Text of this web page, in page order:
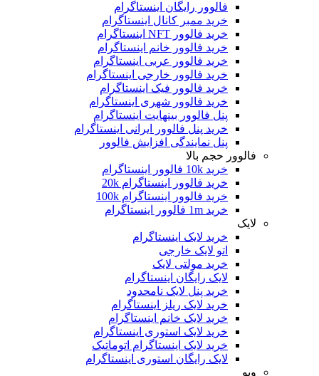
فالوور رایگان اینستاگرام
خرید ممبر کانال اینستاگرام
خرید فالوور NFT اینستاگرام
خرید فالوور خانم اینستاگرام
خرید فالوور عربی اینستاگرام
خرید فالوور خارجی اینستاگرام
خرید فالوور فیک اینستاگرام
خرید فالوور شهری اینستاگرام
پنل فالوور بینهایت اینستاگرام
خرید پنل فالوور ایرانی اینستاگرام
پنل نمایندگی افزایش فالوور
فالوور حجم بالا
خرید 10k فالوور اینستاگرام
خرید فالوور اینستاگرام 20k
خرید فالوور اینستاگرام 100k
خرید 1m فالوور اینستاگرام
لایک
خرید لایک اینستاگرام
اتو لایک خارجی
خرید مولتی لایک
لایک رایگان اینستاگرام
خرید پنل لایک نامحدود
خرید لایک ریلز اینستاگرام
خرید لایک خانم اینستاگرام
خرید لایک استوری اینستاگرام
خرید لایک اینستاگرام اتوماتیک
لایک رایگان استوری اینستاگرام
ویو